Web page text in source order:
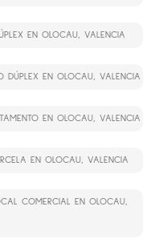
EN OLOCAU, VALENCIA
EN OLOCAU, VALENCIA
EN OLOCAU, VALENCIA
EN OLOCAU, VALENCIA
COMERCIAL EN OLOCAU,